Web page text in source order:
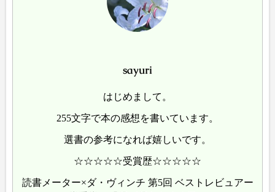
sayuri
はじめまして。
255文字で本の感想を書いています。
選書の参考になれば嬉しいです。
☆☆☆☆☆受賞歴☆☆☆☆☆
読書メーター×ダ・ヴィンチ 第5回 ベストレビュアー